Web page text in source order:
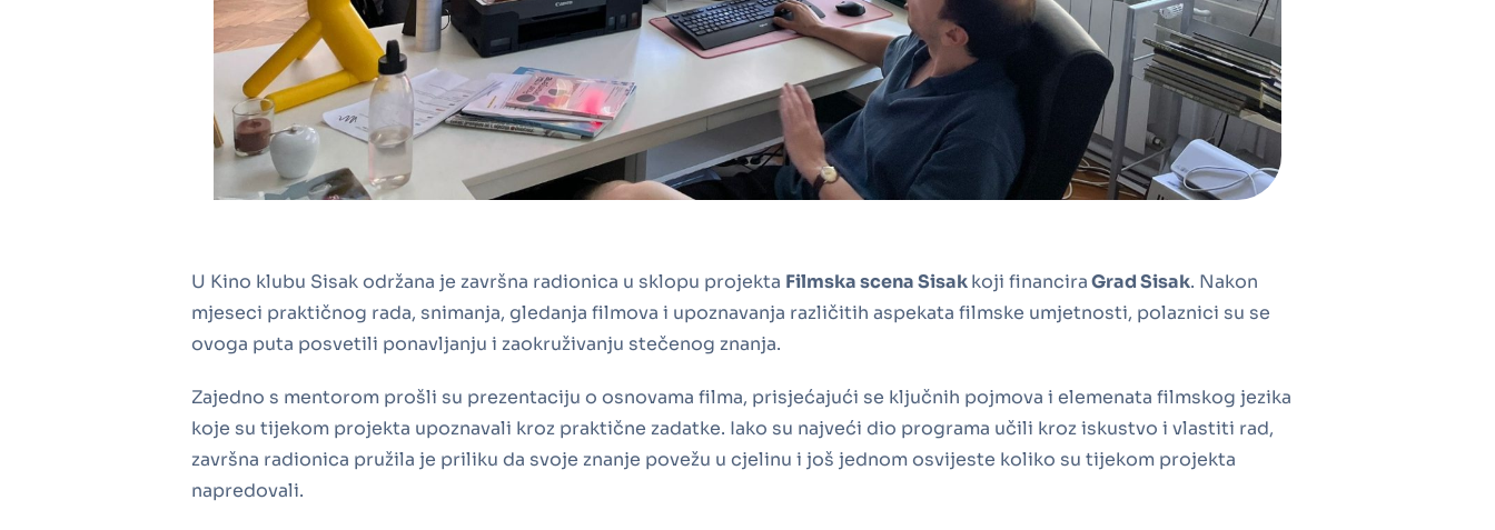
U Kino klubu Sisak održana je završna radionica u sklopu projekta Filmska scena Sisakkoji financiraGrad Sisak. Nakon
mjeseci praktičnog rada, snimanja, gledanja filmova i upoznavanja različitih aspekata filmske umjetnosti, polaznici su se
ovoga puta posvetili ponavljanju i zaokruživanju stečenog znanja.
Zajedno s mentorom prošli su prezentaciju o osnovama filma, prisjećajući se ključnih pojmova i elemenata filmskog jezika
koje su tijekom projekta upoznavali kroz praktične zadatke. Iako su najveći dio programa učili kroz iskustvo i vlastiti rad,
završna radionica pružila je priliku da svoje znanje povežu u cjelinu i još jednom osvijeste koliko su tijekom projekta
napredovali.